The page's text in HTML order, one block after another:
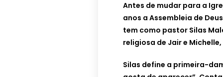
Antes de mudar para a
anos a Assembleia de
tem como pastor Silas
religiosa de Jair e Michelle,
Silas define a primeira-